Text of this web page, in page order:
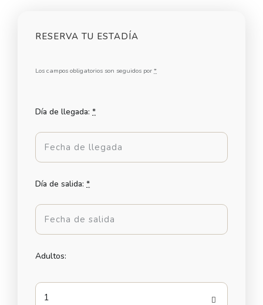
RESERVA TU ESTADÍA
Los campos obligatorios son seguidos por *
Día de llegada: *
Día de salida: *
Adultos: